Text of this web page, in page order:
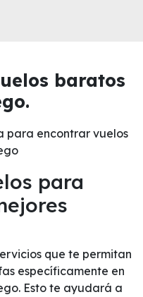
baratos
para encontrar vuelos
para
que te permitan
específicamente en
Esto te ayudará a